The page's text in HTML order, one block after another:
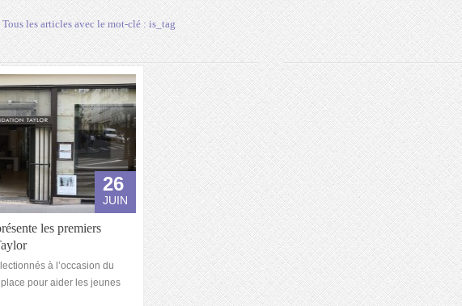
les articles avec le mot-clé :is_tag
26
JUIN
les premiers
à l’occasion du
pour aider les jeunes